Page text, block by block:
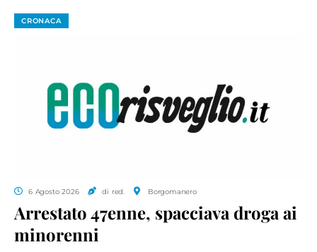
CRONACA
6 Agosto 2026 di red. Borgomanero
Arrestato 47enne, spacciava droga ai
minorenni